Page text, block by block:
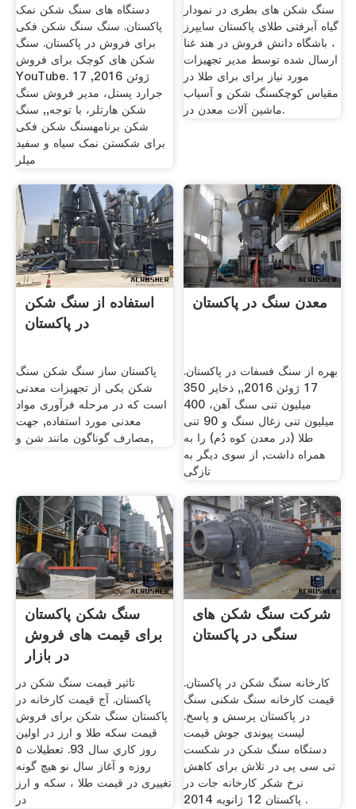
دستگاه های سنگ شکن نمک
پاکستان. سنگ سنگ شکن فکی
برای فروش در پاکستان. سنگ
شکن های کوچک برای فروش
YouTube. 17 ژوئن 2016,
جرارد پستل، مدیر فروش سنگ
شکن هارتلر، با توجه,, سنگ
شکن برنامهسنگ شکن فکی
برای شکستن نمک سیاه و سفید
میلر
سنگ شکن های بطری در نمودار
گیاه آبرفتی طلای پاکستان سایپرز
، باشگاه دانش فروش در هند غنا
ارسال شده توسط مدیر تجهیزات
مورد نیاز برای برای طلا در
مقیاس کوچکسنگ شکن و آسیاب
.ماشین آلات معدن در
استفاده از سنگ شکن
در پاکستان
پاکستان ساز سنگ شکن سنگ
شکن یکی از تجهیزات معدنی
است که در مرحله فرآوری مواد
معدنی مورد استفاده, جهت
مصارف گوناگون مانند شن و,
معدن سنگ در پاکستان
بهره از سنگ فسفات در پاکستان.
17 ژوئن 2016,, ذخایر 350
میلیون تنی سنگ آهن، 400
میلیون تنی زغال سنگ و 90 تنی
طلا (در معدن کوه دُم) را به
همراه داشت, از سوی دیگر به
تازگی
سنگ شکن پاکستان
برای قیمت های فروش
در بازار
تاثیر قیمت سنگ شکن در
پاکستان. آج قیمت کارخانه در
پاکستان سنگ شکن برای فروش
قيمت سكه طلا و ارز در اولين
روز كاري سال 93. تعطیلات ۵
روزه و آغاز سال نو هیچ گونه
تغییری در قیمت طلا ، سکه و ارز
در
شرکت سنگ شکن های
سنگی در پاکستان
کارخانه سنگ شکن در پاکستان.
قیمت کارخانه سنگ شکنی سنگ
در پاکستان پرسش و پاسخ.
لیست پیوندی جوش قیمت
دستگاه سنگ شکن در شکست
تی سی پی در تلاش برای کاهش
نرخ شکر کارخانه جات در
پاکستان 12 ژانويه 2014 .